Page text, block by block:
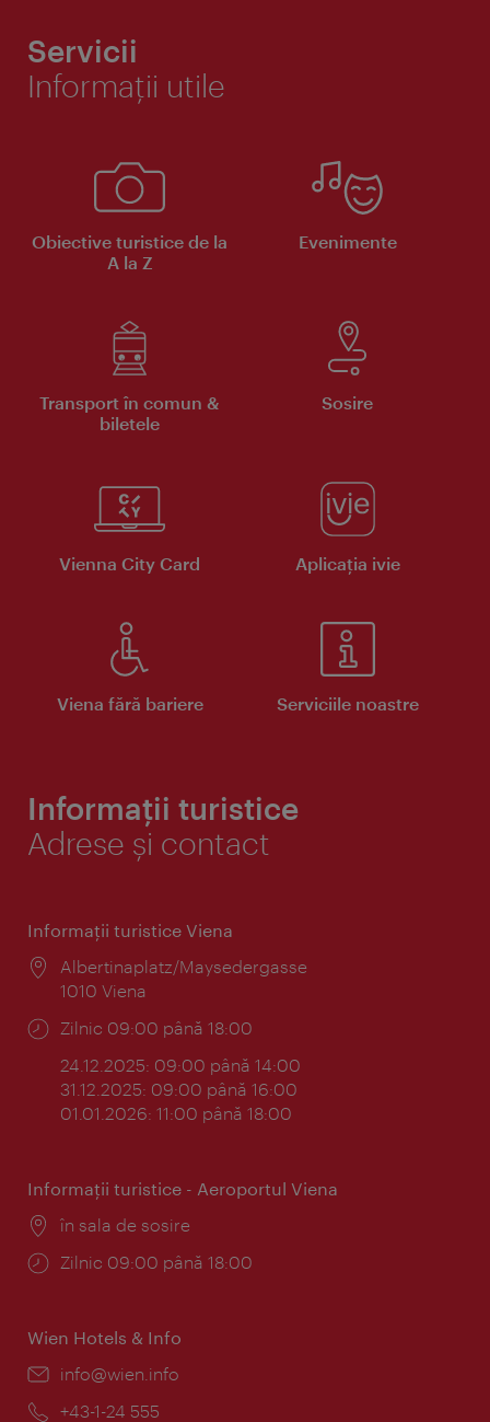
Servicii
Informaţii utile
Obiective turistice de la
A la Z
Evenimente
Transport în comun &
biletele
Sosire
Vienna City Card Aplicaţia ivie
Viena fără bariere Serviciile noastre
Informații turistice
Adrese și contact
Informaţii turistice Viena
Locul:
Albertinaplatz/Maysedergasse
1010 Viena
Program:
Zilnic 09:00 până 18:00
24.12.2025: 09:00 până 14:00
31.12.2025: 09:00 până 16:00
01.01.2026: 11:00 până 18:00
Informaţii turistice - Aeroportul Viena
Locul:
în sala de sosire
Program:
Zilnic 09:00 până 18:00
Wien Hotels & Info
E-
info@wien.info
Telefon:
+43-1-24 555